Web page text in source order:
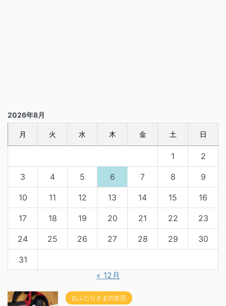
2026年8月
月 火 水 木 金 土 日
1 2
3 4 5 6 7 8 9
10 11 12 13 14 15 16
17 18 19 20 21 22 23
24 25 26 27 28 29 30
31
« 12月
おふたりさまの生活